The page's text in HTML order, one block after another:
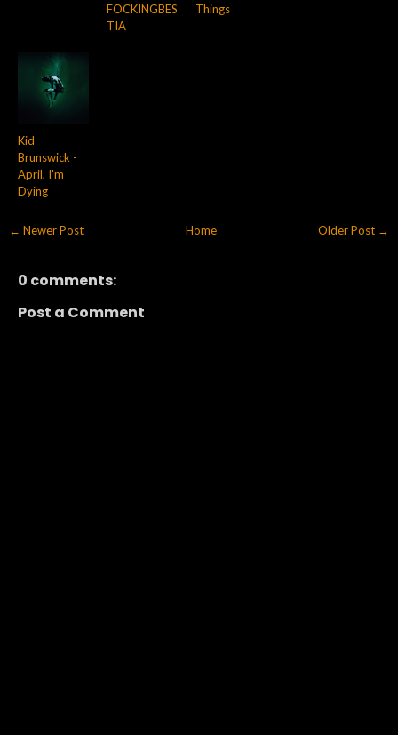
FOCKINGBES
TIA
Things
Kid
Brunswick -
April, I'm
Dying
← Newer Post Older Post →
Home
0 comments:
Post a Comment